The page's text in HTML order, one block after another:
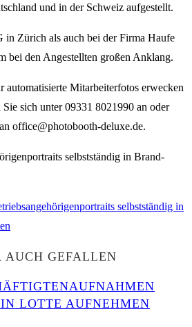
und in der Schweiz aufgestellt.
Zürich als auch bei der Firma Haufe
bei den Angestellten großen Anklang.
Mitarbeiterfotos erwecken
sich unter 09331 8021990 an oder
office@photobooth-deluxe.de.
selbstständig in
AUCH GEFALLEN
LOTTE AUFNEHMEN